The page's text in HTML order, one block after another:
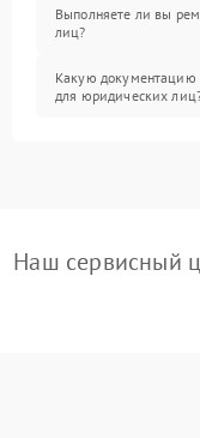
Выполняете ли вы
лиц?
Какую документацию
для юридических
Наш сервисный